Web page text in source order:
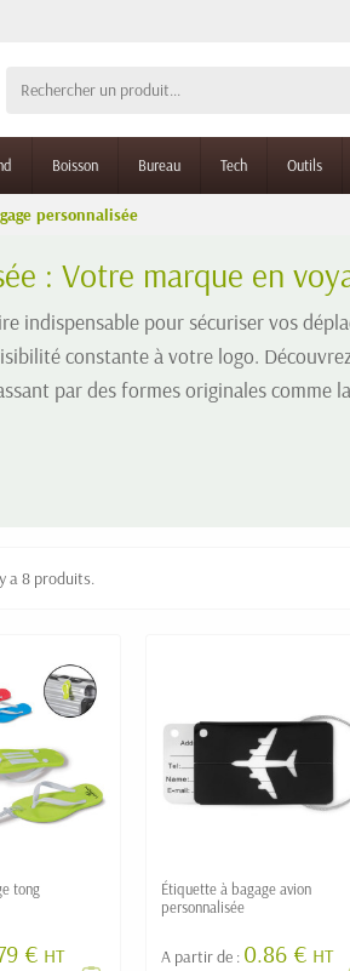
Boisson Bureau Tech Outils
personnalisée
: Votre marque en
indispensable pour sécuriser vos
constante à votre logo.
par des formes originales comme
a 8 produits.
tong
€ HT
Étiquette à bagage avion
personnalisée
A partir de : 0.86 € HT